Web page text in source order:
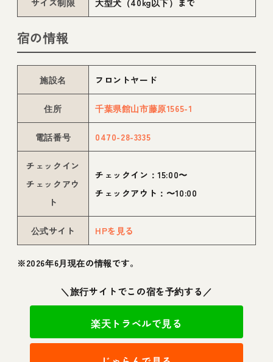
宿の情報
施設名 フロントヤード
住所 千葉県館山市藤原1565-1
電話番号 0470-28-3335
チェックイン
チェックアウ
ト
チェックイン：15:00〜
チェックアウト：〜10:00
公式サイト HPを見る
※2026年6月現在の情報です。
＼旅行サイトでこの宿を予約する／
楽天トラベルで見る